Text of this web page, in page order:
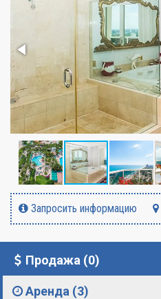
Запросить информацию
Продажа (0)
Аренда (3)